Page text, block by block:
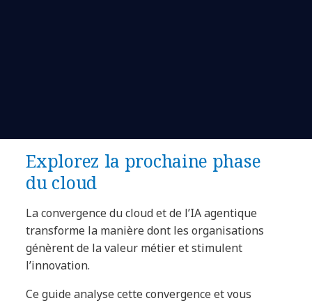
Explorez la prochaine phase
du cloud
La convergence du cloud et de l’IA agentique
transforme la manière dont les organisations
génèrent de la valeur métier et stimulent
l’innovation.
Ce guide analyse cette convergence et vous